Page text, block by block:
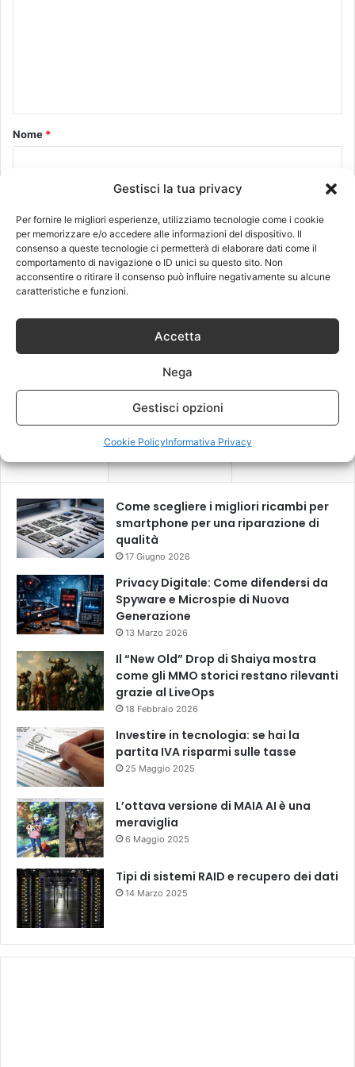
Gestisci la tua privacy
Per fornire le migliori esperienze, utilizziamo tecnologie come i cookie
per memorizzare e/o accedere alle informazioni del dispositivo. Il
consenso a queste tecnologie ci permetterà di elaborare dati come il
comportamento di navigazione o ID unici su questo sito. Non
acconsentire o ritirare il consenso può influire negativamente su alcune
caratteristiche e funzioni.
Accetta
Nega
Gestisci opzioni
Cookie PolicyInformativa Privacy
o
Nome *
Sito web
Questo sito utilizza Akismet per ridurre lo spam.
vengono elaborati i dati derivati dai commenti.
Come scegliere i migliori ricambi per
smartphone per una riparazione di
qualità
17 Giugno 2026
Privacy Digitale: Come difendersi da
Spyware e Microspie di Nuova
Generazione
13 Marzo 2026
Il “New Old” Drop di Shaiya mostra
come gli MMO storici restano rilevanti
grazie al LiveOps
18 Febbraio 2026
Investire in tecnologia: se hai la
partita IVA risparmi sulle tasse
25 Maggio 2025
L’ottava versione di MAIA AI è una
meraviglia
6 Maggio 2025
Tipi di sistemi RAID e recupero dei dati
14 Marzo 2025